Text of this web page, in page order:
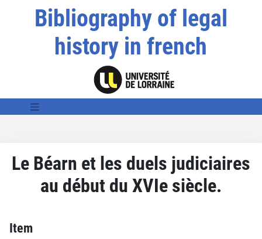
Bibliography of legal
history in french
Le Béarn et les duels judiciaires
au début du XVIe siècle.
Item